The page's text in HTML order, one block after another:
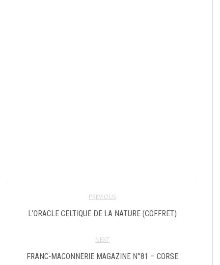
PREVIOUS
L’ORACLE CELTIQUE DE LA NATURE (COFFRET)
NEXT
FRANC-MACONNERIE MAGAZINE N°81 – CORSE